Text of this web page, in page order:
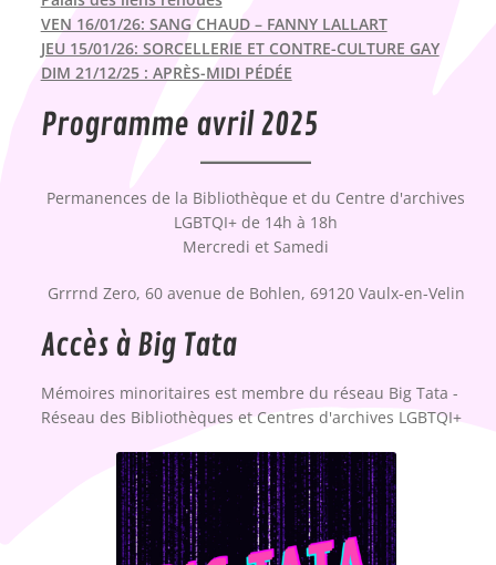
VEN 16/01/26: SANG CHAUD – FANNY LALLART
JEU 15/01/26: SORCELLERIE ET CONTRE-CULTURE GAY
DIM 21/12/25 : APRÈS-MIDI PÉDÉE
Programme avril 2025
Permanences de la Bibliothèque et du Centre d'archives
LGBTQI+ de 14h à 18h
Mercredi et Samedi
Grrrnd Zero, 60 avenue de Bohlen, 69120 Vaulx-en-Velin
Accès à Big Tata
Mémoires minoritaires est membre du réseau Big Tata -
Réseau des Bibliothèques et Centres d'archives LGBTQI+